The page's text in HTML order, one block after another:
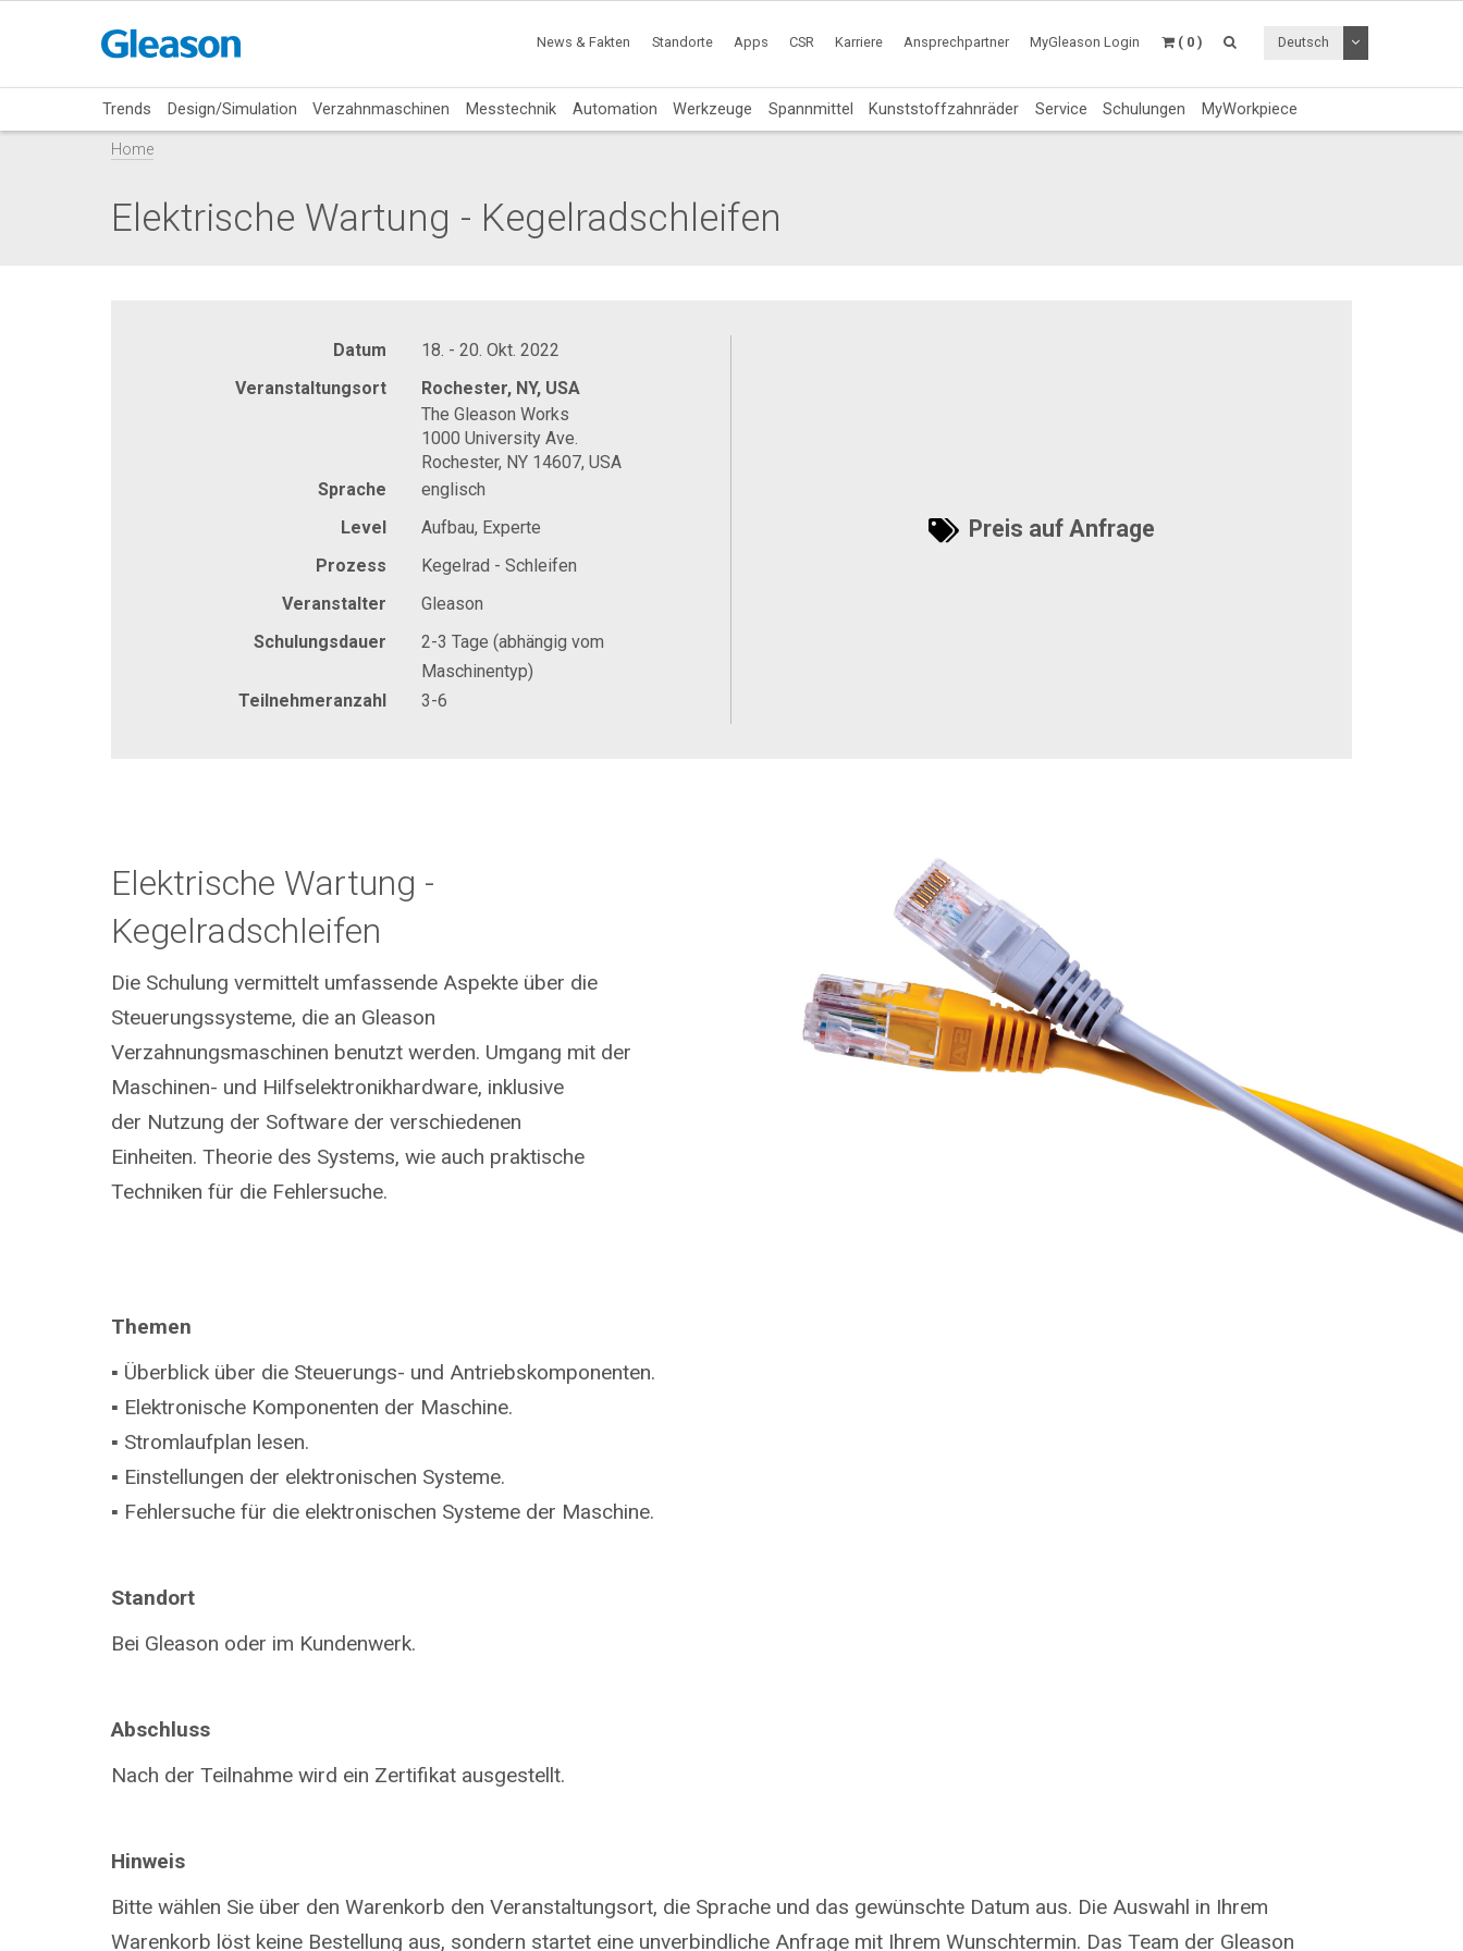
News & Fakten Standorte Apps CSR Karriere Ansprechpartner MyGleason Login ( 0 ) Deutsch Dropdown
Trends Design/Simulation Verzahnmaschinen Messtechnik Automation Werkzeuge Spannmittel Kunststoffzahnräder Service Schulungen MyWorkpiece
Home
Elektrische Wartung - Kegelradschleifen
Datum
18. - 20. Okt. 2022
Veranstaltungsort
Rochester, NY, USA
The Gleason Works
1000 University Ave.
Rochester, NY 14607, USA
Sprache
englisch
Level
Aufbau, Experte
Prozess
Kegelrad - Schleifen
Veranstalter
Gleason
Schulungsdauer
2-3 Tage (abhängig vom
Maschinentyp)
Teilnehmeranzahl
3-6
Preis auf Anfrage
Elektrische Wartung -
Kegelradschleifen
Die Schulung vermittelt umfassende Aspekte über die
Steuerungssysteme, die an Gleason
Verzahnungsmaschinen benutzt werden. Umgang mit der
Maschinen- und Hilfselektronikhardware, inklusive
der Nutzung der Software der verschiedenen
Einheiten. Theorie des Systems, wie auch praktische
Techniken für die Fehlersuche.
Themen
▪ Überblick über die Steuerungs- und Antriebskomponenten.
▪ Elektronische Komponenten der Maschine.
▪ Stromlaufplan lesen.
▪ Einstellungen der elektronischen Systeme.
▪ Fehlersuche für die elektronischen Systeme der Maschine.
Standort
Bei Gleason oder im Kundenwerk.
Abschluss
Nach der Teilnahme wird ein Zertifikat ausgestellt.
Hinweis
Bitte wählen Sie über den Warenkorb den Veranstaltungsort, die Sprache und das gewünschte Datum aus. Die Auswahl in Ihrem
Warenkorb löst keine Bestellung aus, sondern startet eine unverbindliche Anfrage mit Ihrem Wunschtermin. Das Team der Gleason